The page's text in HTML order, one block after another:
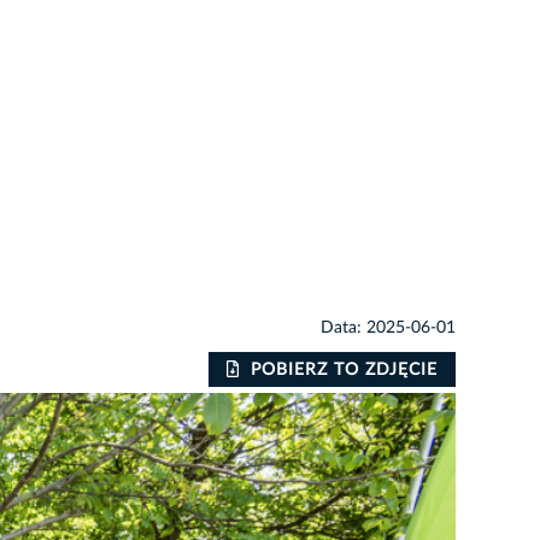
Data: 2025-06-01
POBIERZ TO ZDJĘCIE